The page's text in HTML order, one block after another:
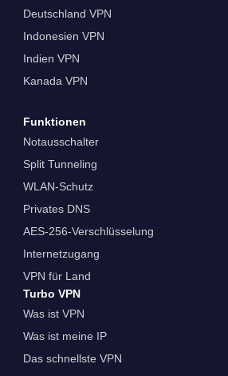
Deutschland VPN
Indonesien VPN
Indien VPN
Kanada VPN
Funktionen
Notausschalter
Split Tunneling
WLAN-Schutz
Privates DNS
AES-256-Verschlüsselung
Internetzugang
VPN für Land
Turbo VPN
Was ist VPN
Was ist meine IP
Das schnellste VPN